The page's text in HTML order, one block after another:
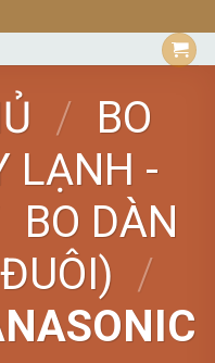
/ BO
LẠNH -
BO DÀN
/